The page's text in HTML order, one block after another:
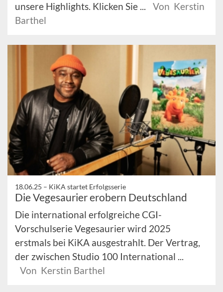
unsere Highlights. Klicken Sie ...
Von Kerstin
Barthel
18.06.25 – KiKA startet Erfolgsserie
Die Vegesaurier erobern Deutschland
Die international erfolgreiche CGI-
Vorschulserie Vegesaurier wird 2025
erstmals bei KiKA ausgestrahlt. Der Vertrag,
der zwischen Studio 100 International ...
Von Kerstin Barthel